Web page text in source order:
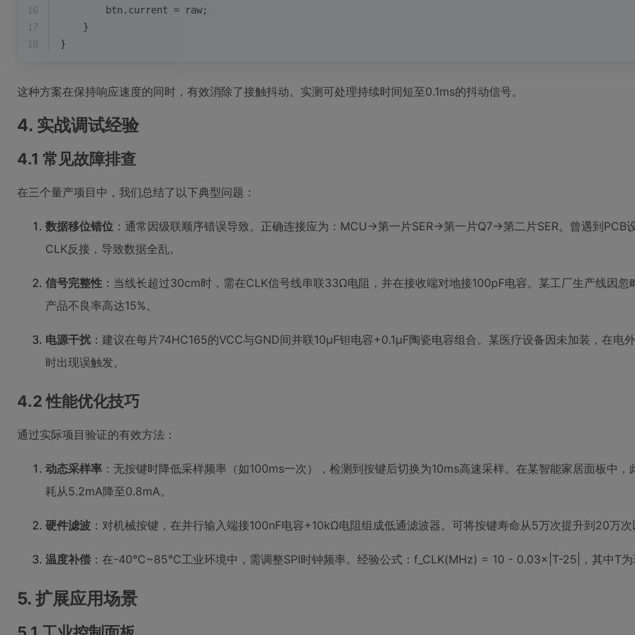
16
        btn.current = raw;
17
    }
18
}
这种方案在保持响应速度的同时，有效消除了接触抖动。实测可处理持续时间短至0.1ms的抖动信号。
4. 实战调试经验
4.1 常见故障排查
在三个量产项目中，我们总结了以下典型问题：
数据移位错位 ：通常因级联顺序错误导致。正确连接应为：MCU→第一片SER→第一片Q7→第二片SER。曾遇到PCB
CLK反接，导致数据全乱。
信号完整性 ：当线长超过30cm时，需在CLK信号线串联33Ω电阻，并在接收端对地接100pF电容。某工厂生产线因忽
产品不良率高达15%。
电源干扰：建议在每片74HC165的VCC与GND间并联10μF钽电容+0.1μF陶瓷电容组合。某医疗设备因未加装，在电
时出现误触发。
4.2 性能优化技巧
通过实际项目验证的有效方法：
动态采样率 ：无按键时降低采样频率（如100ms一次），检测到按键后切换为10ms高速采样。在某智能家居面板中，
耗从5.2mA降至0.8mA。
硬件滤波 ：对机械按键，在并行输入端接100nF电容+10kΩ电阻组成低通滤波器。可将按键寿命从5万次提升到20万
温度补偿 ：在-40℃~85℃工业环境中，需调整SPI时钟频率。经验公式：f_CLK(MHz) = 10 - 0.03×|T-25|，其中T为
5. 扩展应用场景